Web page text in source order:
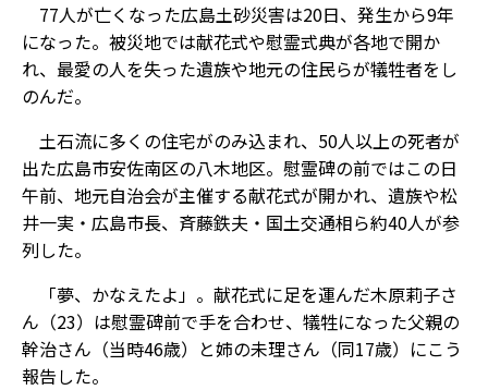
77人が亡くなった広島土砂災害は20日、発生から9年
になった。被災地では献花式や慰霊式典が各地で開か
れ、最愛の人を失った遺族や地元の住民らが犠牲者をし
のんだ。
土石流に多くの住宅がのみ込まれ、50人以上の死者が
出た広島市安佐南区の八木地区。慰霊碑の前ではこの日
午前、地元自治会が主催する献花式が開かれ、遺族や松
井一実・広島市長、斉藤鉄夫・国土交通相ら約40人が参
列した。
「夢、かなえたよ」。献花式に足を運んだ木原莉子さ
ん（23）は慰霊碑前で手を合わせ、犠牲になった父親の
幹治さん（当時46歳）と姉の未理さん（同17歳）にこう
報告した。